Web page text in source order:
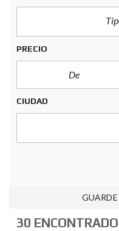
PRECIO
CIUDAD
30